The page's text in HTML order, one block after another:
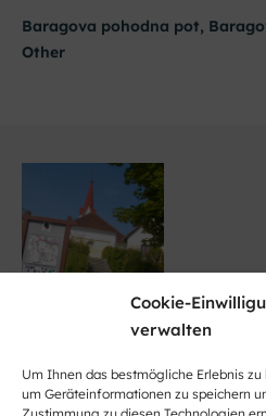
Cookie-
verwalten
Um Ihnen das bestmögliche Erlebnis
um Geräteinformationen zu speichern
Baragova pohodna pot,
Other